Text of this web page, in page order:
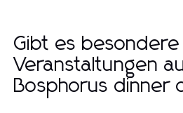
Gibt es besondere
Veranstaltungen
Bosphorus dinner